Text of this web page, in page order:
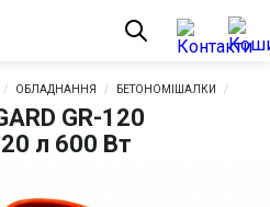
ОБЛАДНАННЯ БЕТОНОМІШАЛКИ
GR-120
л 600 Вт